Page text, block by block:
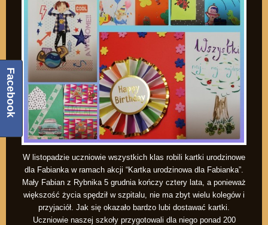
W listopadzie uczniowie wszystkich klas robili kartki urodzinowe
dla Fabianka w ramach akcji “Kartka urodzinowa dla Fabianka”.
Mały Fabian z Rybnika 5 grudnia kończy cztery lata, a ponieważ
większość życia spędził w szpitalu, nie ma zbyt wielu kolegów i
przyjaciół. Jak się okazało bardzo lubi dostawać kartki.
Uczniowie naszej szkoły przygotowali dla niego ponad 200
Facebook